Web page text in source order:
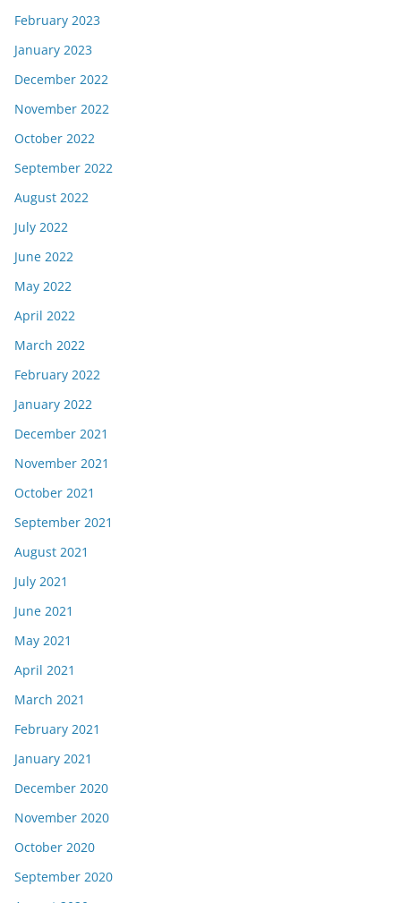
February 2023
January 2023
December 2022
November 2022
October 2022
September 2022
August 2022
July 2022
June 2022
May 2022
April 2022
March 2022
February 2022
January 2022
December 2021
November 2021
October 2021
September 2021
August 2021
July 2021
June 2021
May 2021
April 2021
March 2021
February 2021
January 2021
December 2020
November 2020
October 2020
September 2020